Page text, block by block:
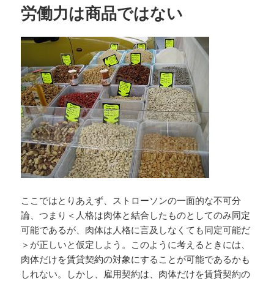
ー
労働力は商品ではない
ここではとりあえず、ストローソンの一面的な不可分
論、つまり＜人格は肉体と結合したものとしてのみ同定
可能であるが、肉体は人格に言及しなくても同定可能だ
＞が正しいと仮定しよう。このように考えるときには、
肉体だけを賃貸契約の対象にすることが可能であるかも
しれない。しかし、雇用契約は、肉体だけを賃貸契約の